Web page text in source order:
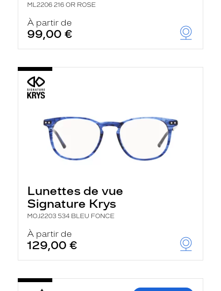
ML2206 216 OR ROSE
À partir de
99,00 €
Lunettes de vue
Signature Krys
MOJ2203 534 BLEU FONCE
À partir de
129,00 €